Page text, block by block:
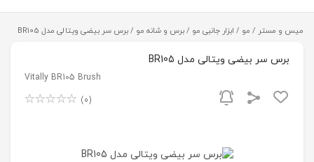
میس و مستر / مو / ابزار جانبی مو /برس و شانه مو / برس سر بیضی ویتالی مدل BR105
برس سر بیضی ویتالی مدل BR105
Vitally BR105 Brush
(0)